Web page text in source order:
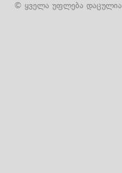
© ყველა უფლება დაცულია